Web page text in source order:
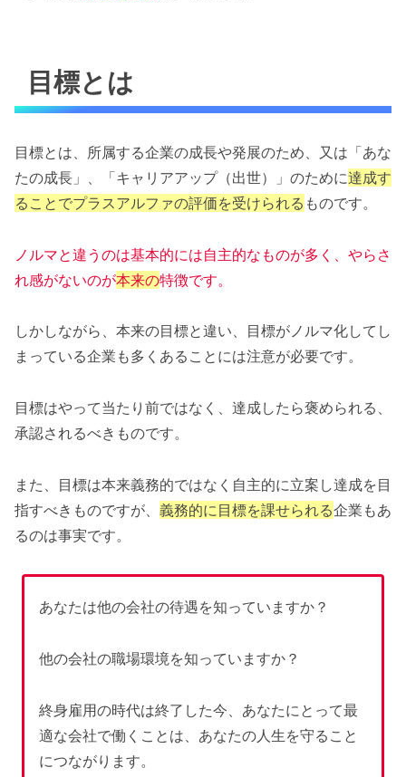
目標とは
目標とは、所属する企業の成長や発展のため、又は「あな
たの成長」、「キャリアアップ（出世）」のために達成す
ることでプラスアルファの評価を受けられる ものです。
ノルマと違うのは基本的には自主的なものが多く、やらさ
れ感がないのが本来の特徴です。
しかしながら、本来の目標と違い、目標がノルマ化してし
まっている企業も多くあることには注意が必要です。
目標はやって当たり前ではなく、達成したら褒められる、
承認されるべきものです。
また、目標は本来義務的ではなく自主的に立案し達成を目
指すべきものですが、 義務的に目標を課せられる企業もあ
るのは事実です。
あなたは他の会社の待遇を知っていますか？
他の会社の職場環境を知っていますか？
終身雇用の時代は終了した今、あなたにとって最
適な会社で働くことは、あなたの人生を守ること
につながります。